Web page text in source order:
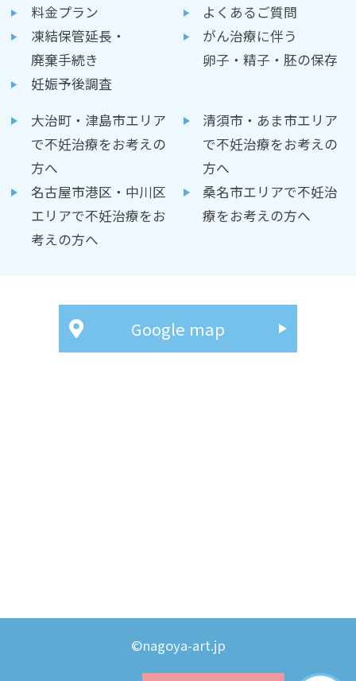
料金プラン
よくあるご質問
凍結保管延長・
廃棄手続き
がん治療に伴う
卵子・精子・胚の保存
妊娠予後調査
大治町・津島市エリア
で不妊治療をお考えの
方へ
清須市・あま市エリア
で不妊治療をお考えの
方へ
名古屋市港区・中川区
エリアで不妊治療をお
考えの方へ
桑名市エリアで不妊治
療をお考えの方へ
Google map
©nagoya-art.jp